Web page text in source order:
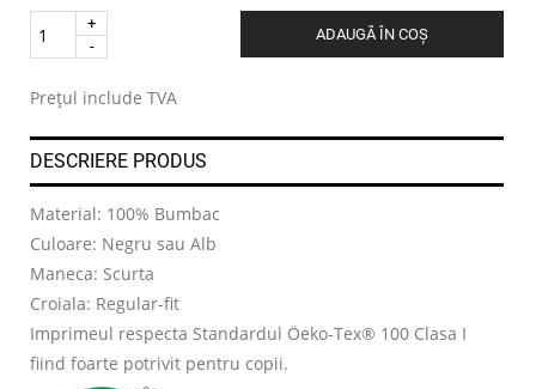
Quantity
ADAUGĂ ÎN COȘ
Prețul include TVA
DESCRIERE PRODUS
Material: 100% Bumbac
Culoare: Negru sau Alb
Maneca: Scurta
Croiala: Regular-fit
Imprimeul respecta Standardul Öeko-Tex® 100 Clasa I
fiind foarte potrivit pentru copii.